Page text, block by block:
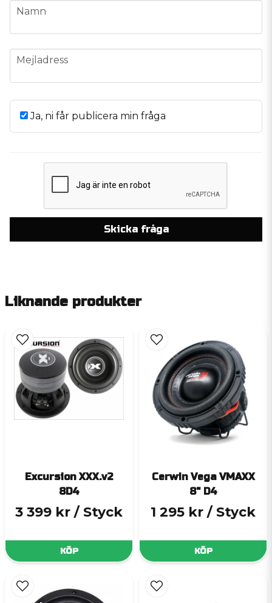
name
Namn
email
Mejladress
Ja, ni får publicera min fråga
Skicka fråga
Liknande produkter
Excursion XXX.v2
8D4
3 399 kr / Styck
KÖP
Cerwin Vega VMAXX
8" D4
1 295 kr / Styck
KÖP